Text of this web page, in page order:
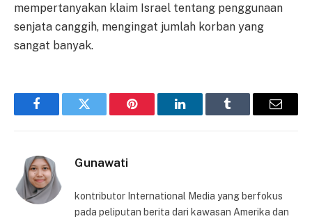
mempertanyakan klaim Israel tentang penggunaan
senjata canggih, mengingat jumlah korban yang
sangat banyak.
FacebookTwitter Pinterest LinkedInTumblr Email
Gunawati
kontributor International Media yang berfokus
pada peliputan berita dari kawasan Amerika dan